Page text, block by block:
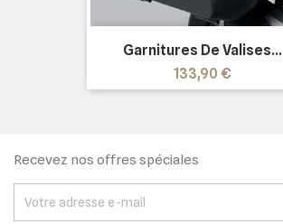
Garnitures De Valises...
Prix
133,90 €
Recevez nos offres spéciales